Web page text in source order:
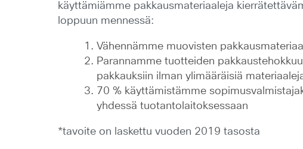
käyttämiämme pakkausmateriaaleja
loppuun mennessä:
Vähennämme muovisten
Parannamme tuotteiden
pakkauksiin ilman ylimääräisiä
70 % käyttämistämme
yhdessä tuotantolaitoksessaan
*tavoite on laskettu vuoden 2019 tasosta